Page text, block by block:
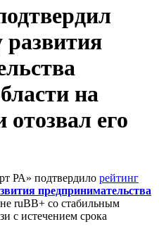
на
его
РА» подтвердило рейтинг
предпринимательства
ruBB+ со стабильным
с истечением срока